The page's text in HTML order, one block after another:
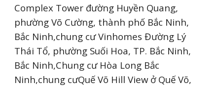
Complex Tower đường Huyền Quang,
phường Võ Cường, thành phố Bắc Ninh,
Bắc Ninh,chung cư Vinhomes Đường Lý
Thái Tổ, phường Suối Hoa, TP. Bắc Ninh,
Bắc Ninh,Chung cư Hòa Long Bắc
Ninh,chung cưQuế Võ Hill View ở Quế Võ,